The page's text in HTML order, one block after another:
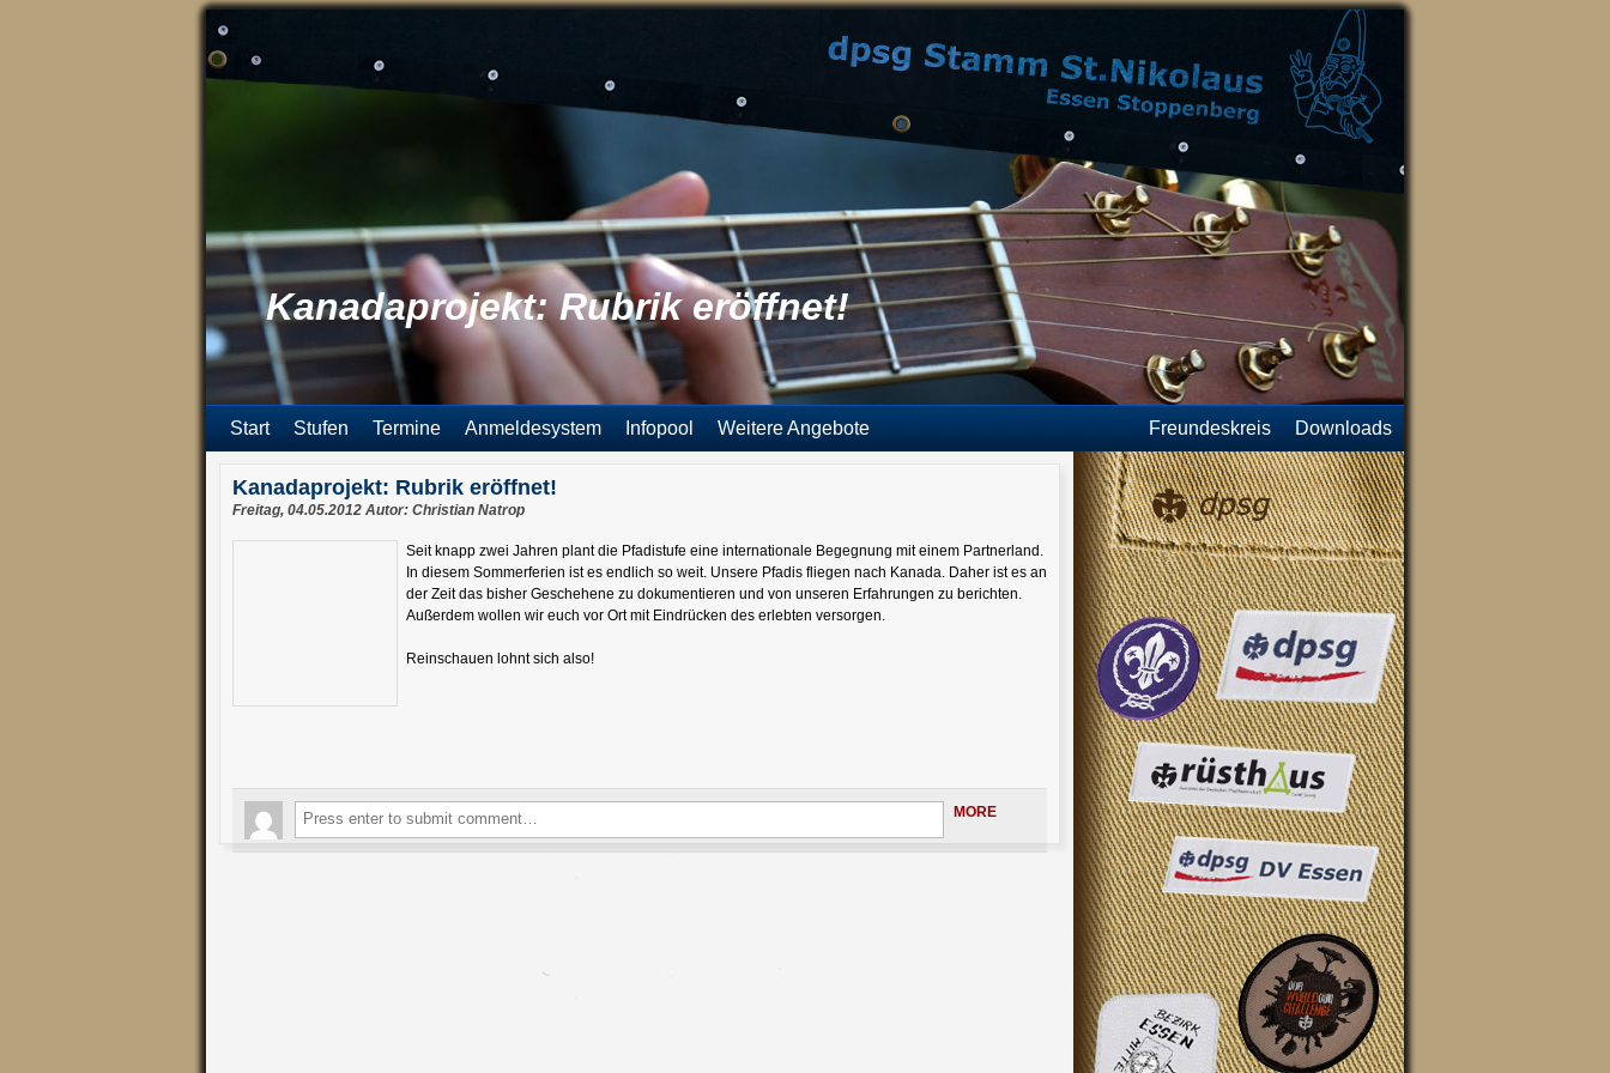
Kanadaprojekt: Rubrik eröffnet!
Start Stufen Termine Anmeldesystem Infopool Weitere Angebote Downloads
Freundeskreis
Kanadaprojekt: Rubrik eröffnet!
Freitag, 04.05.2012 Autor: Christian Natrop
Seit knapp zwei Jahren plant die Pfadistufe eine internationale Begegnung mit einem Partnerland.
In diesem Sommerferien ist es endlich so weit. Unsere Pfadis fliegen nach Kanada. Daher ist es an
der Zeit das bisher Geschehene zu dokumentieren und von unseren Erfahrungen zu berichten.
Außerdem wollen wir euch vor Ort mit Eindrücken des erlebten versorgen.
Reinschauen lohnt sich also!
MORE